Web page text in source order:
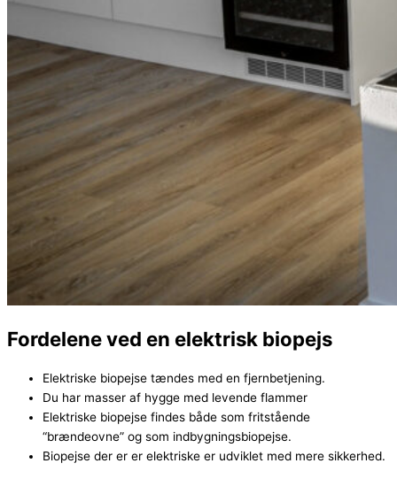
Fordelene ved en elektrisk biopejs
Elektriske biopejse tændes med en fjernbetjening.
Du har masser af hygge med levende flammer
Elektriske biopejse findes både som fritstående
“brændeovne” og som indbygningsbiopejse.
Biopejse der er er elektriske er udviklet med mere sikkerhed.